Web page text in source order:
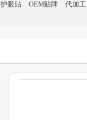
护眼贴 OEM贴牌 代加工